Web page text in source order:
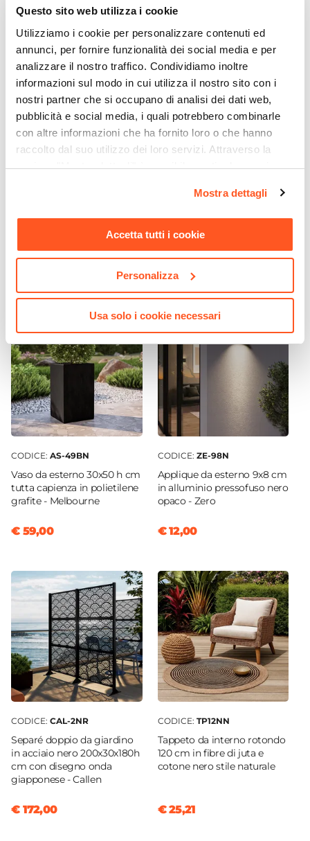
Questo sito web utilizza i cookie
Utilizziamo i cookie per personalizzare contenuti ed
annunci, per fornire funzionalità dei social media e per
analizzare il nostro traffico. Condividiamo inoltre
informazioni sul modo in cui utilizza il nostro sito con i
nostri partner che si occupano di analisi dei dati web,
pubblicità e social media, i quali potrebbero combinarle
con altre informazioni che ha fornito loro o che hanno
raccolto dal suo utilizzo dei loro servizi. Attraverso la
sezione "Mostra dettagli" è possibile gestire le proprie
momento. Per maggiori informazioni si invita a leggere la
nostraCookie Policy.
Mostra dettagli
Accetta tutti i cookie
Personalizza
Usa solo i cookie necessari
Alluminio
Materiale Ferramenta
Acciaio galvanizzato
Portata Massima
130 kg
Colore Struttura
Pieghevole
Assemblato
antracite con tetto
CODICE:DA-K15
portatile in alluminio nero -
Daikiri
CODICE: AS-49BN
Vaso da esterno 30x50 h cm
tutta capienza in polietilene
grafite - Melbourne
€ 59,00
CODICE: ZE-98N
Applique da esterno 9x8 cm
in alluminio pressofuso nero
opaco - Zero
€ 12,00
CODICE: CAL-2NR
Separé doppio da giardino
in acciaio nero 200x30x180h
cm con disegno onda
giapponese - Callen
€ 172,00
CODICE: TP12NN
Tappeto da interno rotondo
120 cm in fibre di juta e
cotone nero stile naturale
€ 25,21